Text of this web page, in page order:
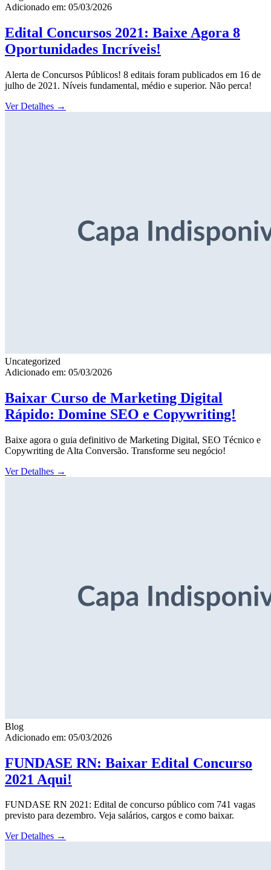
Adicionado em: 05/03/2026
Edital Concursos 2021: Baixe Agora 8
Oportunidades Incríveis!
Alerta de Concursos Públicos! 8 editais foram publicados em 16 de
julho de 2021. Níveis fundamental, médio e superior. Não perca!
Ver Detalhes →
Uncategorized
Adicionado em: 05/03/2026
Baixar Curso de Marketing Digital
Rápido: Domine SEO e Copywriting!
Baixe agora o guia definitivo de Marketing Digital, SEO Técnico e
Copywriting de Alta Conversão. Transforme seu negócio!
Ver Detalhes →
Blog
Adicionado em: 05/03/2026
FUNDASE RN: Baixar Edital Concurso
2021 Aqui!
FUNDASE RN 2021: Edital de concurso público com 741 vagas
previsto para dezembro. Veja salários, cargos e como baixar.
Ver Detalhes →